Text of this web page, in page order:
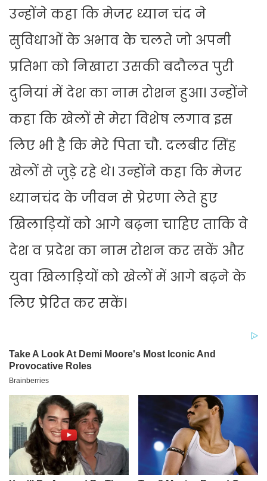
उन्होंने कहा कि मेजर ध्यान चंद ने
सुविधाओं के अभाव के चलते जो अपनी
प्रतिभा को निखारा उसकी बदौलत पुरी
दुनियां में देश का नाम रोशन हुआ। उन्होंने
कहा कि खेलों से मेरा विशेष लगाव इस
लिए भी है कि मेरे पिता चौ. दलबीर सिंह
खेलों से जुड़े रहे थे। उन्होंने कहा कि मेजर
ध्यानचंद के जीवन से प्रेरणा लेते हुए
खिलाड़ियों को आगे बढ़ना चाहिए ताकि वे
देश व प्रदेश का नाम रोशन कर सकें और
युवा खिलाड़ियों को खेलों में आगे बढ़ने के
लिए प्रेरित कर सकें।